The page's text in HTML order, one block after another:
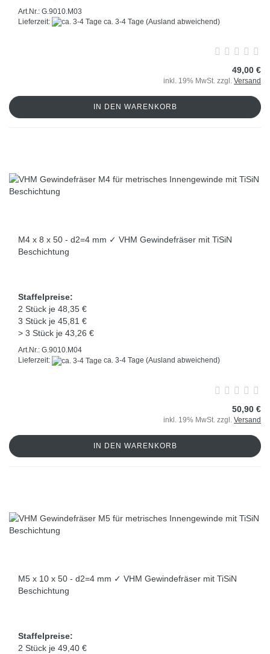
Art.Nr.: G.9010.M03
Lieferzeit:
ca. 3-4 Tage (Ausland abweichend)
49,00 €
inkl. 19% MwSt. zzgl. Versand
IN DEN WARENKORB
M4 x 8 x 50 - d2=4 mm ✓ VHM Gewindefräser mit TiSiN
Beschichtung
Staffelpreise:
2 Stück je 48,35 €
3 Stück je 45,81 €
> 3 Stück je 43,26 €
Art.Nr.: G.9010.M04
Lieferzeit:
ca. 3-4 Tage (Ausland abweichend)
50,90 €
inkl. 19% MwSt. zzgl. Versand
IN DEN WARENKORB
M5 x 10 x 50 - d2=4 mm ✓ VHM Gewindefräser mit TiSiN
Beschichtung
Staffelpreise:
2 Stück je 49,40 €